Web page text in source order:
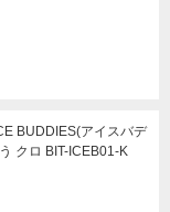
BUDDIES(アイスバデ
クロ BIT-ICEB01-K